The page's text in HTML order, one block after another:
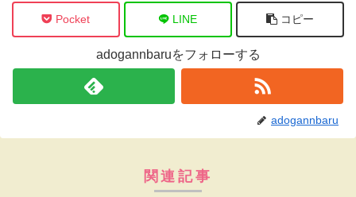
Pocket LINE コピー
adogannbaruをフォローする
adogannbaru
関連記事